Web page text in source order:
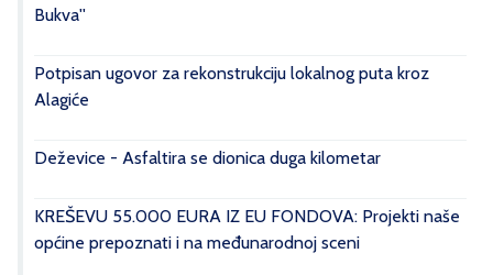
Bukva''
Potpisan ugovor za rekonstrukciju lokalnog puta kroz
Alagiće
Deževice - Asfaltira se dionica duga kilometar
KREŠEVU 55.000 EURA IZ EU FONDOVA: Projekti naše
općine prepoznati i na međunarodnoj sceni